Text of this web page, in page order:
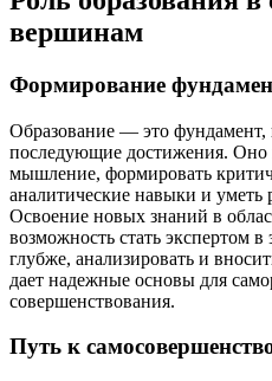
вершинам
Формирование
Образование — это фундамент,
последующие достижения. Оно
мышление, формировать
аналитические навыки и уметь
Освоение новых знаний в
возможность стать экспертом в
глубже, анализировать и
дает надежные основы для
совершенствования.
Путь к